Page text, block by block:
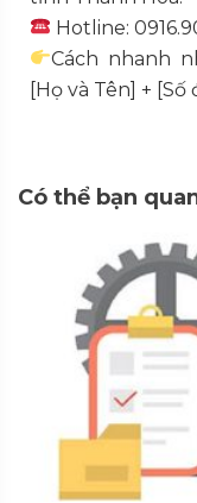
Hotline:
Cách nhanh
[Họ và Tên] +
Có thể bạn